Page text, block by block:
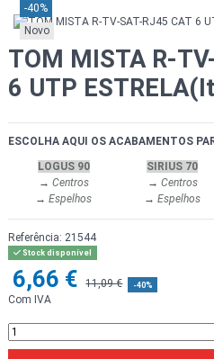
-40%
Novo
TOM MISTA R-
6 UTP
ESCOLHA AQUI OS ACABAMENTOS
LOGUS 90
SIRIUS 70
→ Centros → Centros
→ Espelhos → Espelhos
Referência: 21544
Stock disponível
6,66 € 11,09 € -40%
Com IVA